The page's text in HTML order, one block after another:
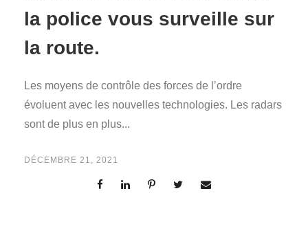
la police vous surveille sur
la route.
Les moyens de contrôle des forces de l’ordre
évoluent avec les nouvelles technologies. Les radars
sont de plus en plus...
DÉCEMBRE 21, 2021